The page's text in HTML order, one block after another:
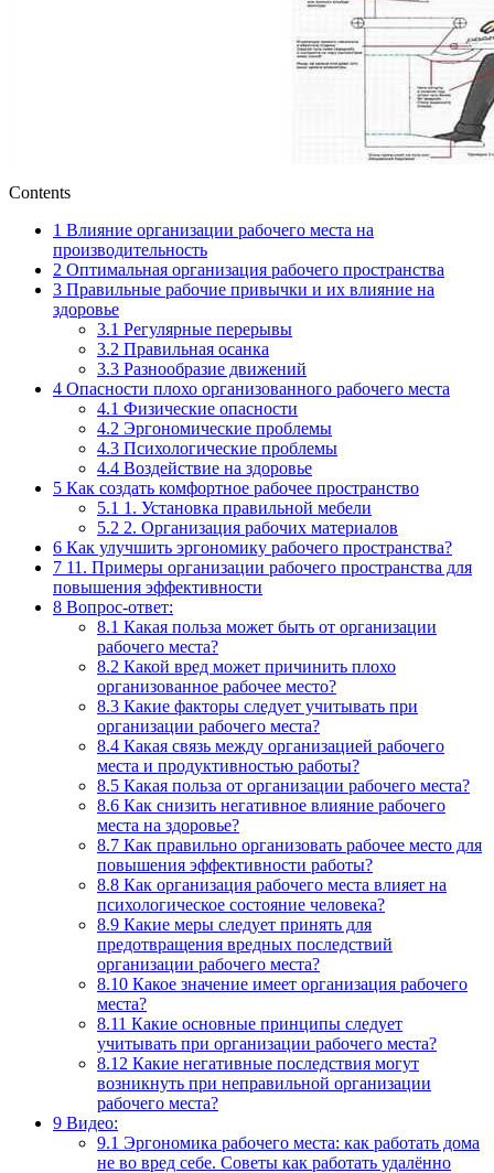
Contents
1 Влияние организации рабочего места на
производительность
2 Оптимальная организация рабочего пространства
3 Правильные рабочие привычки и их влияние на
здоровье
3.1 Регулярные перерывы
3.2 Правильная осанка
3.3 Разнообразие движений
4 Опасности плохо организованного рабочего места
4.1 Физические опасности
4.2 Эргономические проблемы
4.3 Психологические проблемы
4.4 Воздействие на здоровье
5 Как создать комфортное рабочее пространство
5.1 1. Установка правильной мебели
5.2 2. Организация рабочих материалов
6 Как улучшить эргономику рабочего пространства?
7 11. Примеры организации рабочего пространства для
повышения эффективности
8 Вопрос-ответ:
8.1 Какая польза может быть от организации
рабочего места?
8.2 Какой вред может причинить плохо
организованное рабочее место?
8.3 Какие факторы следует учитывать при
организации рабочего места?
8.4 Какая связь между организацией рабочего
места и продуктивностью работы?
8.5 Какая польза от организации рабочего места?
8.6 Как снизить негативное влияние рабочего
места на здоровье?
8.7 Как правильно организовать рабочее место для
повышения эффективности работы?
8.8 Как организация рабочего места влияет на
психологическое состояние человека?
8.9 Какие меры следует принять для
предотвращения вредных последствий
организации рабочего места?
8.10 Какое значение имеет организация рабочего
места?
8.11 Какие основные принципы следует
учитывать при организации рабочего места?
8.12 Какие негативные последствия могут
возникнуть при неправильной организации
рабочего места?
9 Видео:
9.1 Эргономика рабочего места: как работать дома
не во вред себе. Советы как работать удалённо